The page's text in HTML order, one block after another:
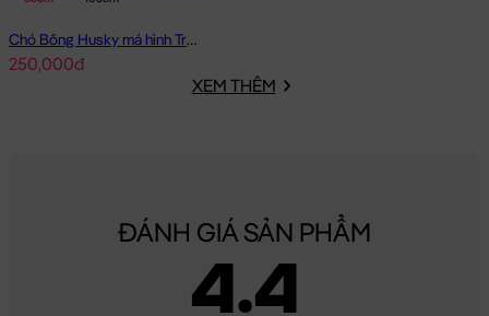
Chó Bông Husky má hình Trái Tim
250,000đ
XEM THÊM
ĐÁNH GIÁ SẢN PHẨM
4.4